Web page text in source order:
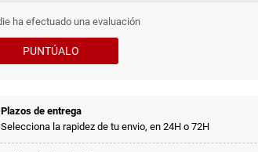
ha efectuado una evaluación
PUNTÚALO
Plazos de entrega
Selecciona la rapidez de tu envio, en 24H o 72H